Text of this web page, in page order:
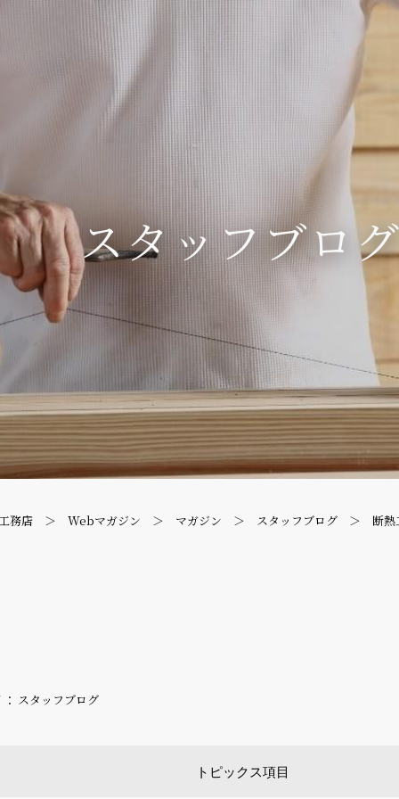
スタッフブロ
務店 Webマガジン マガジン スタッフブログ 断熱
スタッフブログ
トピックス項目